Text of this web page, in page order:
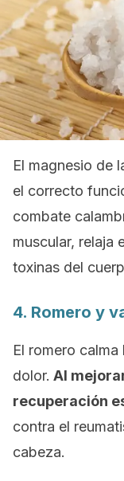
El magnesio de
el correcto
combate
muscular, relaja
toxinas del
4. Romero y
El romero
dolor. Al
recuperación
contra el
cabeza.